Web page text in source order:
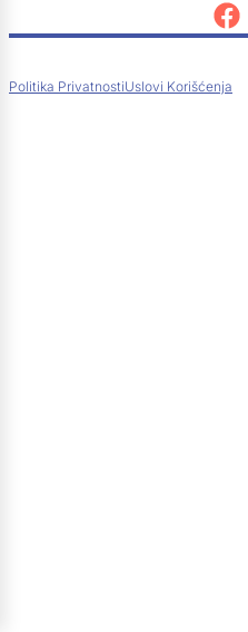
Politika PrivatnostiUslovi Korišćenja